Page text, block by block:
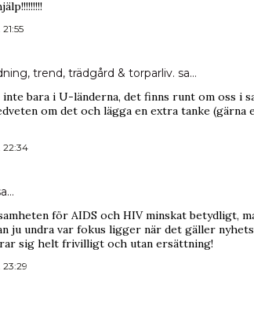
trend, trädgård & torparliv. sa…
bara i U-länderna, det finns runt om oss i
om det och lägga en extra tanke
22:34
för AIDS och HIV minskat betydligt,
ju undra var fokus ligger när det gäller
sig helt frivilligt och utan ersättning!